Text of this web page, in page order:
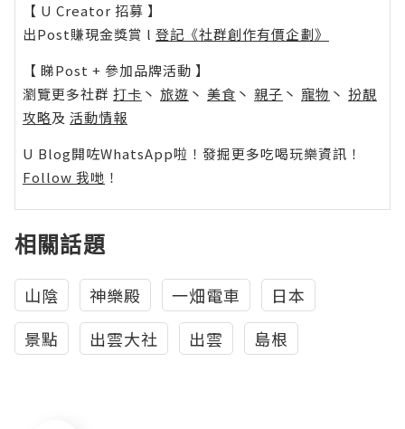
【 U Creator 招募 】
出Post賺現金獎賞 l 登記《社群創作有價企劃》
【 睇Post + 參加品牌活動 】
瀏覽更多社群 打卡 丶 旅遊 丶 美食 丶 親子 丶 寵物 丶 扮靚
攻略及 活動情報
U Blog開咗WhatsApp啦！發掘更多吃喝玩樂資訊！
Follow 我哋 ！
相關話題
山陰 神樂殿 一畑電車
日本
景點
出雲大社 出雲 島根